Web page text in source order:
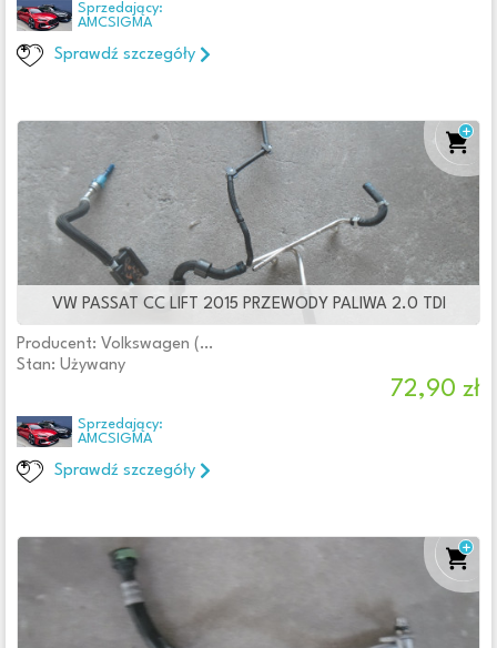
Sprzedający:
AMCSIGMA
Sprawdź szczegóły
VW PASSAT CC LIFT 2015 PRZEWODY PALIWA 2.0 TDI
Producent: Volkswagen (oryginalne OE)
Stan: Używany
72,90 zł
Sprzedający:
AMCSIGMA
Sprawdź szczegóły